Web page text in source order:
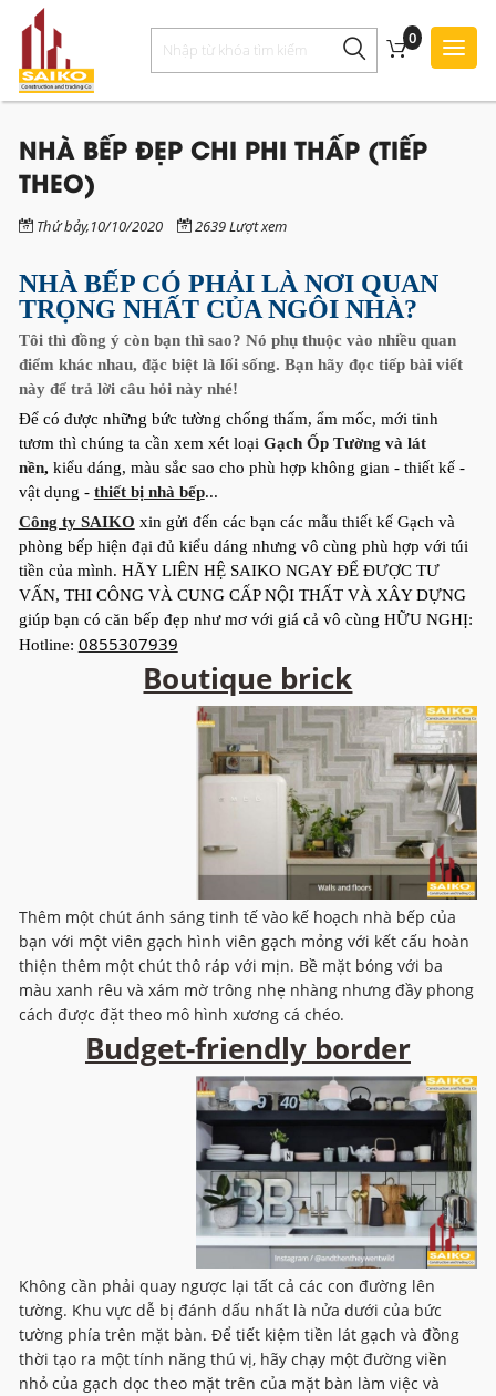
Styles
0
NHÀ BẾP ĐẸP CHI PHI THẤP (TIẾP
THEO)
Thứ bảy,10/10/2020 2639 Lượt xem
NHÀ BẾP CÓ PHẢI LÀ NƠI QUAN
TRỌNG NHẤT CỦA NGÔI NHÀ?
Tôi thì đồng ý còn bạn thì sao? Nó phụ thuộc vào nhiều quan
điểm khác nhau, đặc biệt là lối sống. Bạn hãy đọc tiếp bài viết
này để trả lời câu hỏi này nhé!
Để có được những bức tường chống thấm, ẩm mốc, mới tinh
tươm thì chúng ta cần xem xét loại Gạch Ốp Tường và lát
nền, kiểu dáng, màu sắc sao cho phù hợp không gian - thiết kế -
vật dụng - thiết bị nhà bếp...
Công ty SAIKO xin gửi đến các bạn các mẫu thiết kế Gạch và
phòng bếp hiện đại đủ kiểu dáng nhưng vô cùng phù hợp với túi
tiền của mình. HÃY LIÊN HỆ SAIKO NGAY ĐỂ ĐƯỢC TƯ
VẤN, THI CÔNG VÀ CUNG CẤP NỘI THẤT VÀ XÂY DỰNG
giúp bạn có căn bếp đẹp như mơ với giá cả vô cùng HỮU NGHỊ:
Hotline: 0855307939
Boutique brick
Thêm một chút ánh sáng tinh tế vào kế hoạch nhà bếp của
bạn với một viên gạch hình viên gạch mỏng với kết cấu hoàn
thiện thêm một chút thô ráp với mịn. Bề mặt bóng với ba
màu xanh rêu và xám mờ trông nhẹ nhàng nhưng đầy phong
cách được đặt theo mô hình xương cá chéo.
Budget-friendly border
Không cần phải quay ngược lại tất cả các con đường lên
tường. Khu vực dễ bị đánh dấu nhất là nửa dưới của bức
tường phía trên mặt bàn. Để tiết kiệm tiền lát gạch và đồng
thời tạo ra một tính năng thú vị, hãy chạy một đường viền
nhỏ của gạch dọc theo mặt trên của mặt bàn làm việc và